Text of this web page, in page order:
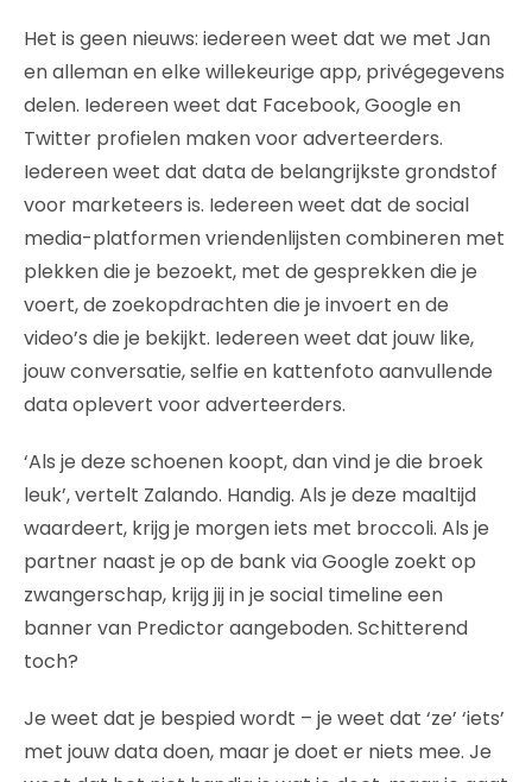
Het is geen nieuws: iedereen weet dat we met Jan
en alleman en elke willekeurige app, privégegevens
delen. Iedereen weet dat Facebook, Google en
Twitter profielen maken voor adverteerders.
Iedereen weet dat data de belangrijkste grondstof
voor marketeers is. Iedereen weet dat de social
media-platformen vriendenlijsten combineren met
plekken die je bezoekt, met de gesprekken die je
voert, de zoekopdrachten die je invoert en de
video’s die je bekijkt. Iedereen weet dat jouw like,
jouw conversatie, selfie en kattenfoto aanvullende
data oplevert voor adverteerders.
‘Als je deze schoenen koopt, dan vind je die broek
leuk’, vertelt Zalando. Handig. Als je deze maaltijd
waardeert, krijg je morgen iets met broccoli. Als je
partner naast je op de bank via Google zoekt op
zwangerschap, krijg jij in je social timeline een
banner van Predictor aangeboden. Schitterend
toch?
Je weet dat je bespied wordt – je weet dat ‘ze’ ‘iets’
met jouw data doen, maar je doet er niets mee. Je